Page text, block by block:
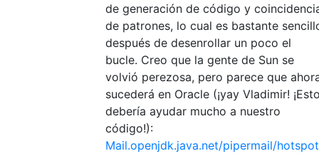
de generación de código y
de patrones, lo cual es bastante
después de desenrollar un poco el
bucle. Creo que la gente de Sun se
volvió perezosa, pero parece que
sucederá en Oracle (¡yay Vladimir!
debería ayudar mucho a nuestro
código!):
Mail.openjdk.java.net/pipermail/